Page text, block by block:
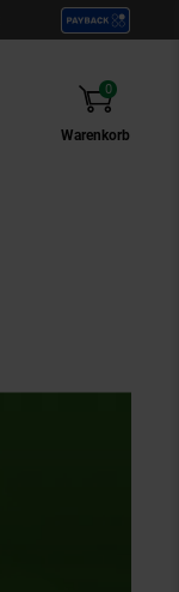
Warenkorb
0
Artikel